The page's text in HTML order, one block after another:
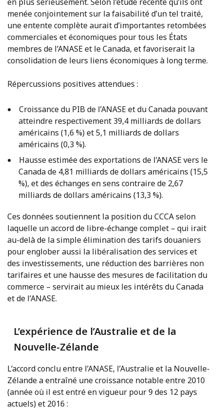
en plus sérieusement. Selon l’étude récente qu’ils ont
menée conjointement sur la faisabilité d’un tel traité,
une entente complète aurait d’importantes retombées
commerciales et économiques pour tous les États
membres de l’ANASE et le Canada, et favoriserait la
consolidation de leurs liens économiques à long terme.
Répercussions positives attendues :
Croissance du PIB de l’ANASE et du Canada pouvant
atteindre respectivement 39,4 milliards de dollars
américains (1,6 %) et 5,1 milliards de dollars
américains (0,3 %).
Hausse estimée des exportations de l’ANASE vers le
Canada de 4,81 milliards de dollars américains (15,5
%), et des échanges en sens contraire de 2,67
milliards de dollars américains (13,3 %).
Ces données soutiennent la position du CCCA selon
laquelle un accord de libre-échange complet – qui irait
au-delà de la simple élimination des tarifs douaniers
pour englober aussi la libéralisation des services et
des investissements, une réduction des barrières non
tarifaires et une hausse des mesures de facilitation du
commerce – servirait au mieux les intérêts du Canada
et de l’ANASE.
L’expérience de l’Australie et de la
Nouvelle-Zélande
L’accord conclu entre l’ANASE, l’Australie et la Nouvelle-
Zélande a entraîné une croissance notable entre 2010
(année où il est entré en vigueur pour 9 des 12 pays
actuels) et 2016 :